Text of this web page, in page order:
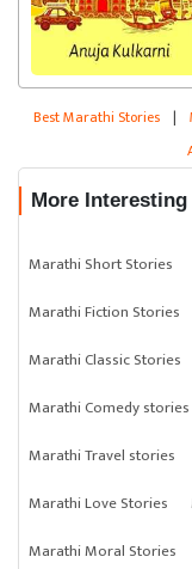
Best Marathi Stories |
More
Marathi Short Stories
Marathi Fiction Stories
Marathi Classic Stories
Marathi Comedy stories
Marathi Travel stories
Marathi Love Stories
Marathi Moral Stories